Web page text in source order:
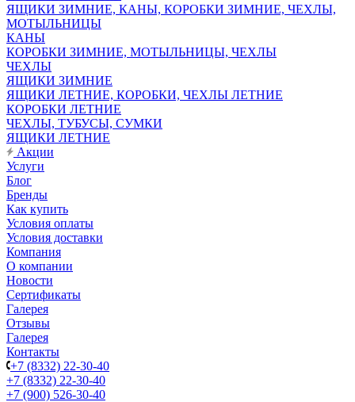
ЯЩИКИ ЗИМНИЕ, КАНЫ, КОРОБКИ ЗИМНИЕ, ЧЕХЛЫ,
МОТЫЛЬНИЦЫ
КАНЫ
КОРОБКИ ЗИМНИЕ, МОТЫЛЬНИЦЫ, ЧЕХЛЫ
ЧЕХЛЫ
ЯЩИКИ ЗИМНИЕ
ЯЩИКИ ЛЕТНИЕ, КОРОБКИ, ЧЕХЛЫ ЛЕТНИЕ
КОРОБКИ ЛЕТНИЕ
ЧЕХЛЫ, ТУБУСЫ, СУМКИ
ЯЩИКИ ЛЕТНИЕ
Акции
Услуги
Блог
Бренды
Как купить
Условия оплаты
Условия доставки
Компания
О компании
Новости
Сертификаты
Галерея
Отзывы
Галерея
Контакты
+7 (8332) 22-30-40
+7 (8332) 22-30-40
+7 (900) 526-30-40